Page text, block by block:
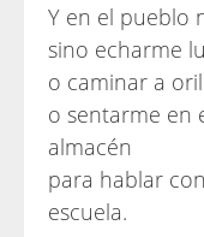
Y en el pueblo
sino echarme
o caminar a
o sentarme en
almacén
para hablar
escuela.